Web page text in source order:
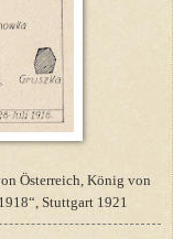
Österreich, König von
Stuttgart 1921